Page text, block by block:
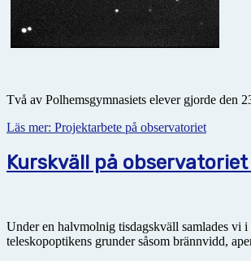
Två av Polhemsgymnasiets elever gjorde den
Läs mer: Projektarbete på observatoriet
Kurskväll på
Under en halvmolnig tisdagskväll samlades vi
teleskopoptikens grunder såsom brännvidd,